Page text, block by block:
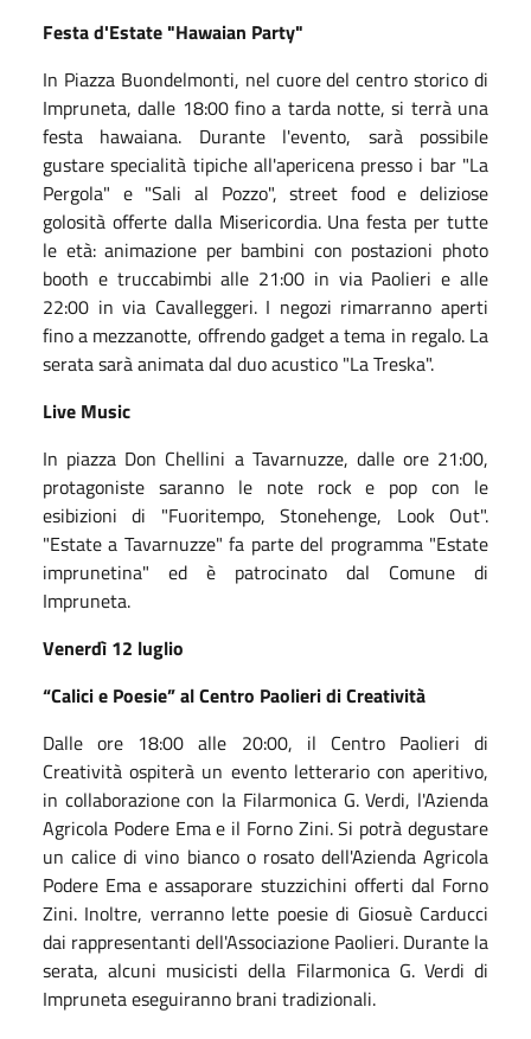
Festa d'Estate "Hawaian Party"
In Piazza Buondelmonti, nel cuore del centro storico di
Impruneta, dalle 18:00 fino a tarda notte, si terrà una
festa hawaiana. Durante l'evento, sarà possibile
gustare specialità tipiche all'apericena presso i bar "La
Pergola" e "Sali al Pozzo", street food e deliziose
golosità offerte dalla Misericordia. Una festa per tutte
le età: animazione per bambini con postazioni photo
booth e truccabimbi alle 21:00 in via Paolieri e alle
22:00 in via Cavalleggeri. I negozi rimarranno aperti
fino a mezzanotte, offrendo gadget a tema in regalo. La
serata sarà animata dal duo acustico "La Treska".
Live Music
In piazza Don Chellini a Tavarnuzze, dalle ore 21:00,
protagoniste saranno le note rock e pop con le
esibizioni di "Fuoritempo, Stonehenge, Look Out".
"Estate a Tavarnuzze" fa parte del programma "Estate
imprunetina" ed è patrocinato dal Comune di
Impruneta.
Venerdì 12 luglio
“Calici e Poesie” al Centro Paolieri di Creatività
Dalle ore 18:00 alle 20:00, il Centro Paolieri di
Creatività ospiterà un evento letterario con aperitivo,
in collaborazione con la Filarmonica G. Verdi, l'Azienda
Agricola Podere Ema e il Forno Zini. Si potrà degustare
un calice di vino bianco o rosato dell'Azienda Agricola
Podere Ema e assaporare stuzzichini offerti dal Forno
Zini. Inoltre, verranno lette poesie di Giosuè Carducci
dai rappresentanti dell'Associazione Paolieri. Durante la
serata, alcuni musicisti della Filarmonica G. Verdi di
Impruneta eseguiranno brani tradizionali.